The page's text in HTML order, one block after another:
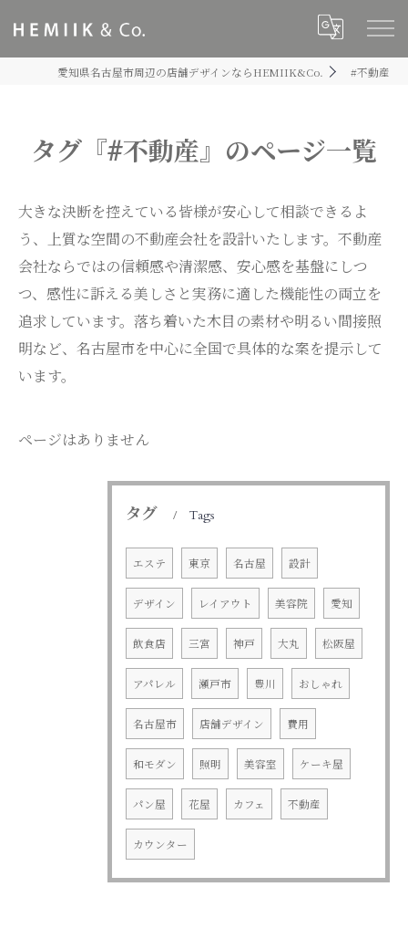
愛知県名古屋市周辺の店舗デザインならHEMIIK&Co. #不動産
タグ『#不動産』のページ一覧
大きな決断を控えている皆様が安心して相談できるよ
う、上質な空間の不動産会社を設計いたします。不動産
会社ならではの信頼感や清潔感、安心感を基盤にしつ
つ、感性に訴える美しさと実務に適した機能性の両立を
追求しています。落ち着いた木目の素材や明るい間接照
明など、名古屋市を中心に全国で具体的な案を提示して
います。
ページはありません
タグ Tags
エステ 東京 名古屋 設計
デザイン レイアウト 美容院 愛知
飲食店 三宮 神戸 大丸 松阪屋
アパレル 瀬戸市 豊川 おしゃれ
名古屋市 店舗デザイン 費用
和モダン 照明 美容室 ケーキ屋
パン屋 花屋 カフェ 不動産
カウンター